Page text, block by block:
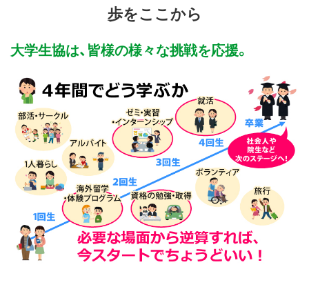
歩をここから
大学生協は、皆様の様々な挑戦を応援。